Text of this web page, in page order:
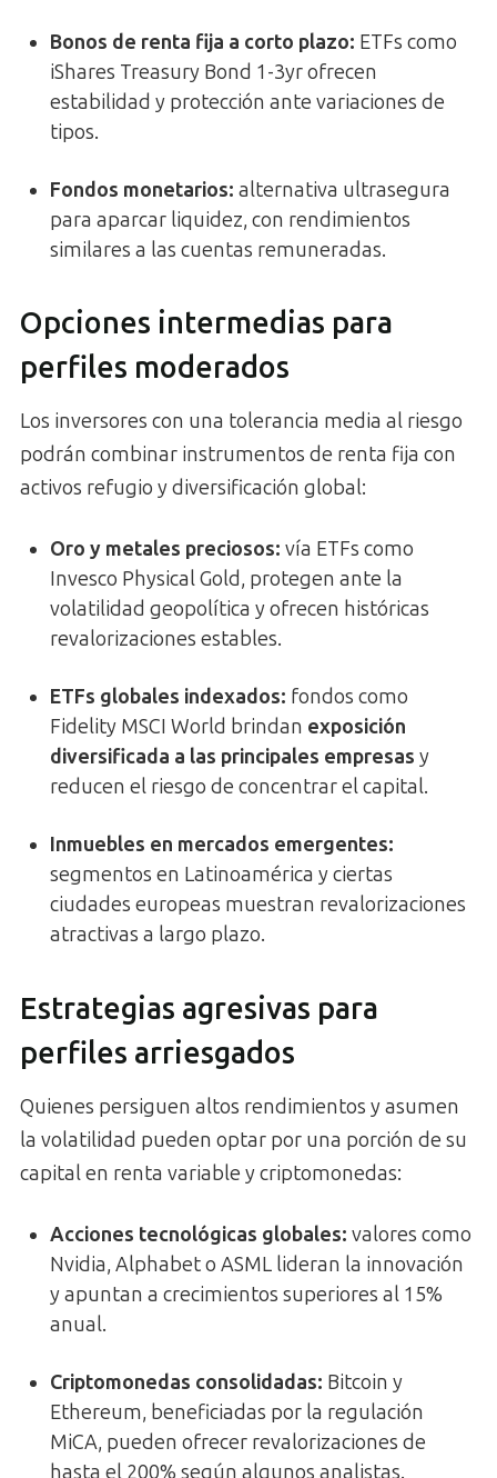
Bonos de renta fija a corto plazo: ETFs como
iShares Treasury Bond 1-3yr ofrecen
estabilidad y protección ante variaciones de
tipos.
Fondos monetarios: alternativa ultrasegura
para aparcar liquidez, con rendimientos
similares a las cuentas remuneradas.
Opciones intermedias para
perfiles moderados
Los inversores con una tolerancia media al riesgo
podrán combinar instrumentos de renta fija con
activos refugio y diversificación global:
Oro y metales preciosos: vía ETFs como
Invesco Physical Gold, protegen ante la
volatilidad geopolítica y ofrecen históricas
revalorizaciones estables.
ETFs globales indexados: fondos como
Fidelity MSCI World brindan exposición
diversificada a las principales empresas y
reducen el riesgo de concentrar el capital.
Inmuebles en mercados emergentes:
segmentos en Latinoamérica y ciertas
ciudades europeas muestran revalorizaciones
atractivas a largo plazo.
Estrategias agresivas para
perfiles arriesgados
Quienes persiguen altos rendimientos y asumen
la volatilidad pueden optar por una porción de su
capital en renta variable y criptomonedas:
Acciones tecnológicas globales: valores como
Nvidia, Alphabet o ASML lideran la innovación
y apuntan a crecimientos superiores al 15%
anual.
Criptomonedas consolidadas: Bitcoin y
Ethereum, beneficiadas por la regulación
MiCA, pueden ofrecer revalorizaciones de
hasta el 200% según algunos analistas.